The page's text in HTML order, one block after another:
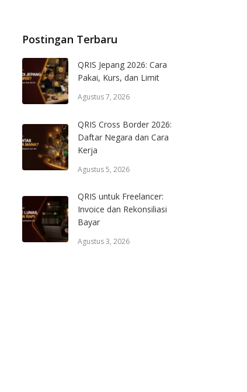
Postingan Terbaru
QRIS Jepang 2026: Cara
Pakai, Kurs, dan Limit
Agustus 7, 2026
QRIS Cross Border 2026:
Daftar Negara dan Cara
Kerja
Agustus 5, 2026
QRIS untuk Freelancer:
Invoice dan Rekonsiliasi
Bayar
Agustus 3, 2026